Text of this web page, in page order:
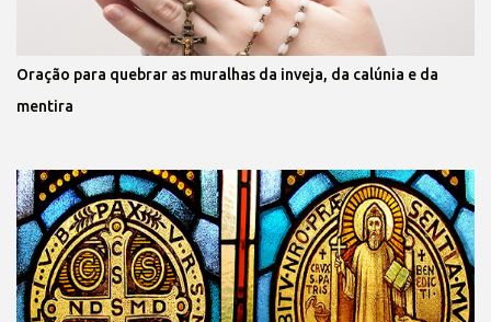
Oração para quebrar as muralhas da inveja, da calúnia e da
mentira